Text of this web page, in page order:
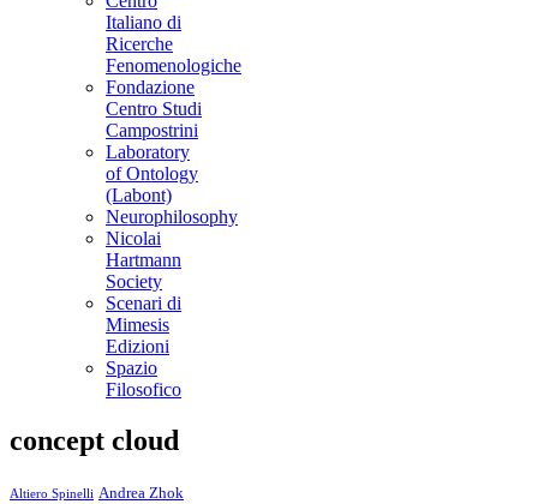
Italiano di
Ricerche
Fenomenologiche
Fondazione
Centro Studi
Campostrini
Laboratory
of Ontology
(Labont)
Neurophilosophy
Nicolai
Hartmann
Society
Scenari di
Mimesis
Edizioni
Spazio
Filosofico
concept cloud
Altiero Spinelli Andrea Zhok